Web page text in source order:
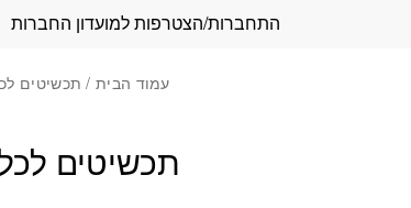
התחברות/הצטרפות למועדון החברות
עמוד הבית/ תכשיטים
תכשיטים